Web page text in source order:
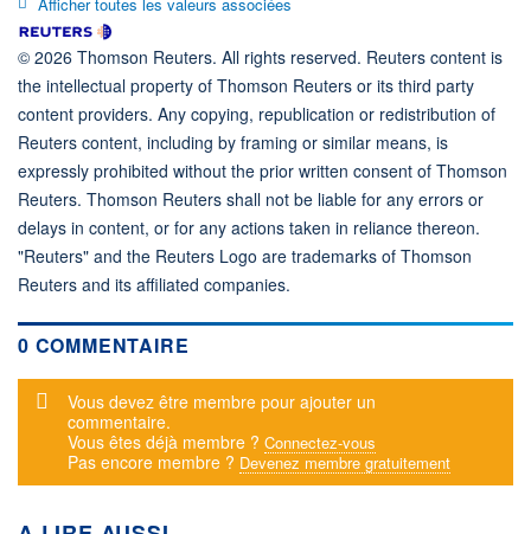
© 2026 Thomson Reuters. All rights reserved. Reuters content is
the intellectual property of Thomson Reuters or its third party
content providers. Any copying, republication or redistribution of
Reuters content, including by framing or similar means, is
expressly prohibited without the prior written consent of Thomson
Reuters. Thomson Reuters shall not be liable for any errors or
delays in content, or for any actions taken in reliance thereon.
"Reuters" and the Reuters Logo are trademarks of Thomson
Reuters and its affiliated companies.
0 COMMENTAIRE
Message d'alerte
Vous devez être membre pour ajouter un
commentaire.
Vous êtes déjà membre ? Connectez-vous
Pas encore membre ? Devenez membre gratuitement